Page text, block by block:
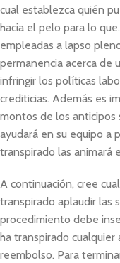
cual establezca quién
hacia el pelo para lo
empleadas a lapso
permanencia acerca de
infringir los políticas
crediticias. Además es
montos de los anticipos
ayudará en su equipo a
transpirado las animará
A continuación, cree
transpirado aplaudir las
procedimiento debe
ha transpirado cualquier
reembolso. Para